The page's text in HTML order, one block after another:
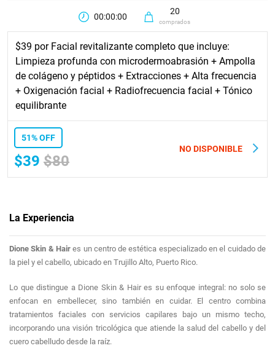
00:00:00
20
comprados
$39 por Facial revitalizante completo que incluye:
Limpieza profunda con microdermoabrasión + Ampolla
de colágeno y péptidos + Extracciones + Alta frecuencia
+ Oxigenación facial + Radiofrecuencia facial + Tónico
equilibrante
51% OFF
$39 $80
NO DISPONIBLE
La Experiencia
Dione Skin & Haires un centro de estética especializado en el cuidado de
la piel y el cabello, ubicado en Trujillo Alto, Puerto Rico.
Lo que distingue a Dione Skin & Hair es su enfoque integral: no solo se
enfocan en embellecer, sino también en cuidar. El centro combina
tratamientos faciales con servicios capilares bajo un mismo techo,
incorporando una visión tricológica que atiende la salud del cabello y del
cuero cabelludo desde la raíz.